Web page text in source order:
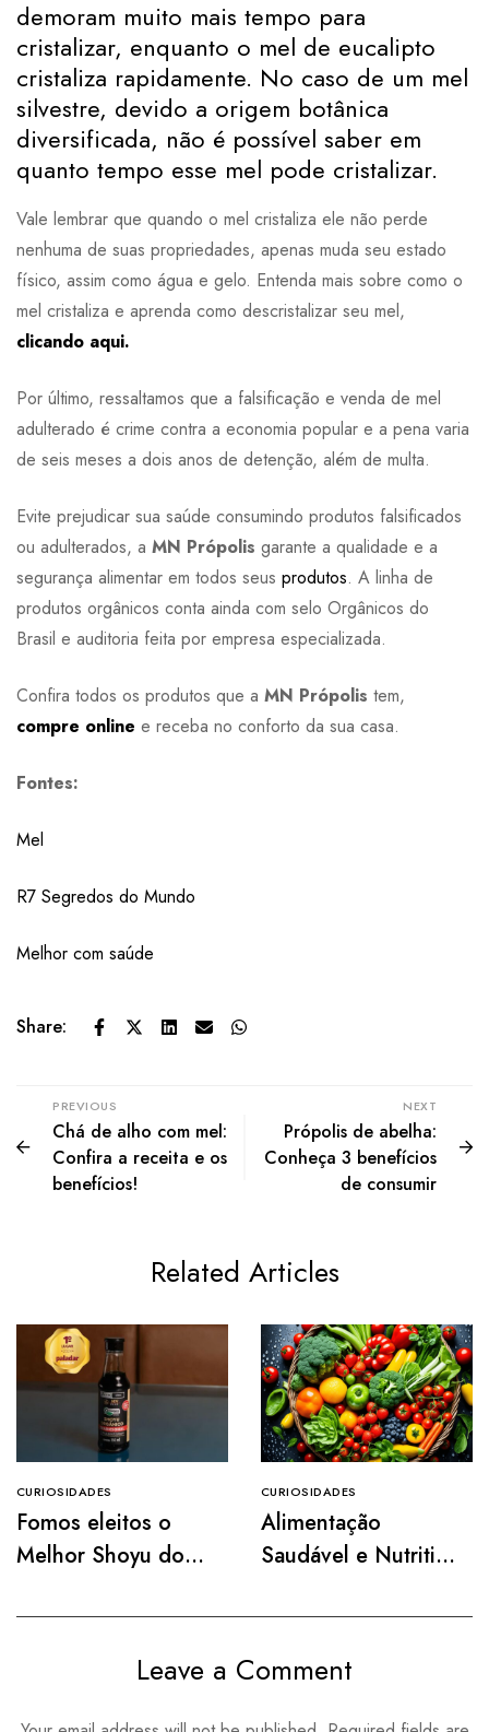
demoram muito mais tempo para
cristalizar, enquanto o mel de eucalipto
cristaliza rapidamente. No caso de um mel
silvestre, devido a origem botânica
diversificada, não é possível saber em
quanto tempo esse mel pode cristalizar.
Vale lembrar que quando o mel cristaliza ele não perde
nenhuma de suas propriedades, apenas muda seu estado
físico, assim como água e gelo. Entenda mais sobre como o
mel cristaliza e aprenda como descristalizar seu mel,
clicando aqui.
Por último, ressaltamos que a falsificação e venda de mel
adulterado é crime contra a economia popular e a pena varia
de seis meses a dois anos de detenção, além de multa.
Evite prejudicar sua saúde consumindo produtos falsificados
ou adulterados, a MN Própolis garante a qualidade e a
segurança alimentar em todos seus produtos. A linha de
produtos orgânicos conta ainda com selo Orgânicos do
Brasil e auditoria feita por empresa especializada.
Confira todos os produtos que a MN Própolis tem,
compre online e receba no conforto da sua casa.
Fontes:
Mel
R7 Segredos do Mundo
Melhor com saúde
Share:
PREVIOUS
Chá de alho com mel:
Confira a receita e os
benefícios!
NEXT
Própolis de abelha:
Conheça 3 benefícios
de consumir
Related Articles
CURIOSIDADES
Fomos eleitos o
Melhor Shoyu do
Paladar! 🎉
CURIOSIDADES
Alimentação
Saudável e Nutritiva
Vibrante
Leave a Comment